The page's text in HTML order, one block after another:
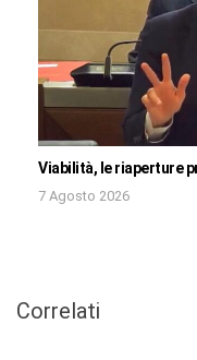
Viabilità, le riaperture
7 Agosto 2026
Correlati